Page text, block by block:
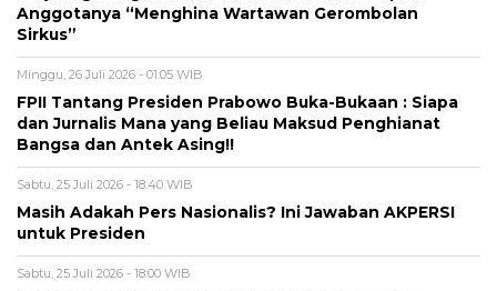
Anggotanya “Menghina Wartawan Gerombolan
Sirkus”
Minggu, 26 Juli 2026 - 01:05 WIB
FPII Tantang Presiden Prabowo Buka-Bukaan : Siapa
dan Jurnalis Mana yang Beliau Maksud Penghianat
Bangsa dan Antek Asing!!
Sabtu, 25 Juli 2026 - 18:40 WIB
Masih Adakah Pers Nasionalis? Ini Jawaban AKPERSI
untuk Presiden
Sabtu, 25 Juli 2026 - 18:00 WIB